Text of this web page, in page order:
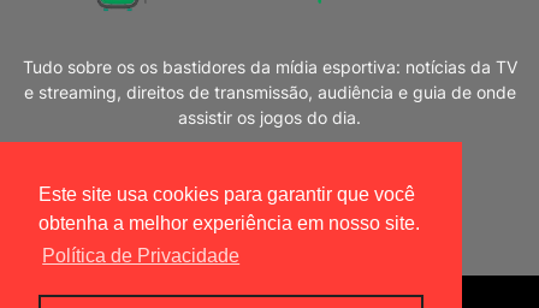
Este site usa cookies para garantir que você
obtenha a melhor experiência em nosso site.
Política de Privacidade
Tudo sobre os os bastidores da mídia esportiva: notícias da TV
e streaming, direitos de transmissão, audiência e guia de onde
assistir os jogos do dia.